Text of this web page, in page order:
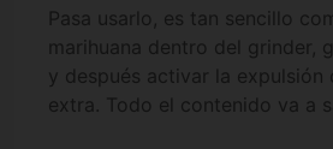
Pasa usarlo, es tan sencillo
marihuana dentro del grinder,
y después activar la expulsión
extra. Todo el contenido va a